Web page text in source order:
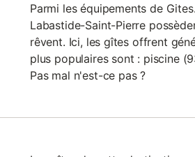
Parmi les équipements de
Labastide-Saint-Pierre
rêvent. Ici, les gîtes offrent
plus populaires sont : piscine
Pas mal n'est-ce pas ?